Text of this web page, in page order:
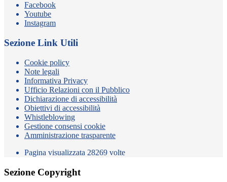
Facebook
Youtube
Instagram
Sezione Link Utili
Cookie policy
Note legali
Informativa Privacy
Ufficio Relazioni con il Pubblico
Dichiarazione di accessibilità
Obiettivi di accessibilità
Whistleblowing
Gestione consensi cookie
Amministrazione trasparente
Pagina visualizzata 28269 volte
Sezione Copyright